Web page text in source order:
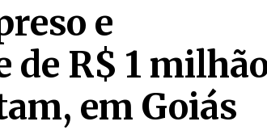
e
de R$ 1
em Goiás